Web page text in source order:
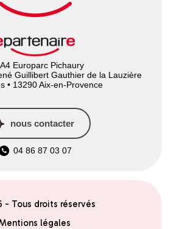
Europarc Pichaury
Guillibert Gauthier de la Lauzière
• 13290 Aix-en-Provence
nous contacter
04 86 87 03 07
- Tous droits réservés
légales